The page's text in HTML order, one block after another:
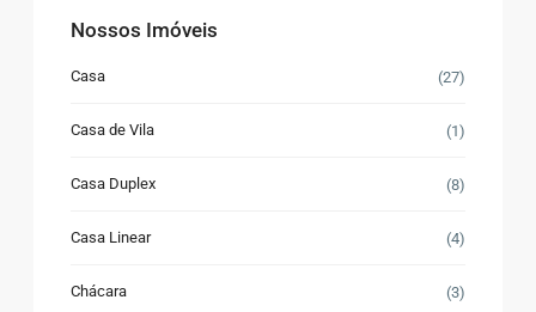
Nossos Imóveis
Casa (27)
Casa de Vila (1)
Casa Duplex (8)
Casa Linear (4)
Chácara (3)